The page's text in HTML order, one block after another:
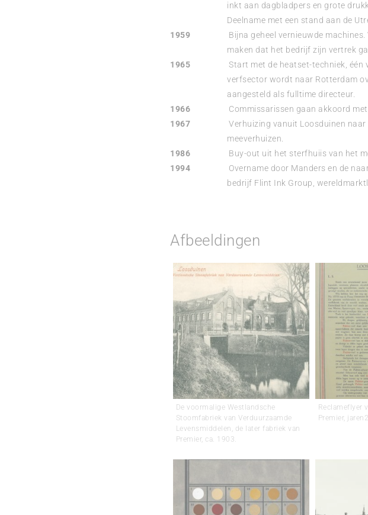
inkt aan dagbladpers en grote
Deelname met een stand aan de
1959
Bijna geheel vernieuwde
maken dat het bedrijf zijn vertrek
1965
Start met de heatset-techniek, één
verfsector wordt naar Rotterdam
aangesteld als fulltime directeur.
1966
Commissarissen gaan akkoord
1967
Verhuizing vanuit Loosduinen
meeverhuizen.
1986
Buy-out uit het sterfhuiis van het
1994
Overname door Manders en de
bedrijf Flint Ink Group,
Afbeeldingen
De voormalige Westlandsche
Stoomfabriek van Verduurzaamde
Levensmiddelen, de later fabriek van
Premier, ca. 1903.
Reclameflyer
Premier,